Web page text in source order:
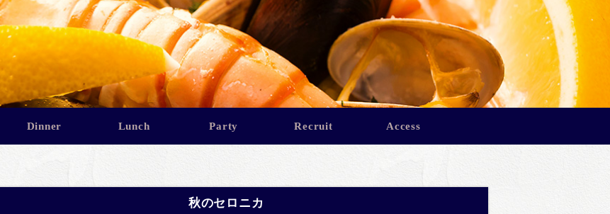
Dinner Lunch Party Recruit Access
秋のセロニカ